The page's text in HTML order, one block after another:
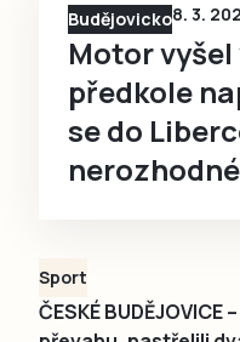
Budějovicko8. 3.
Motor
předkole
se do
Sport
ČESKÉ